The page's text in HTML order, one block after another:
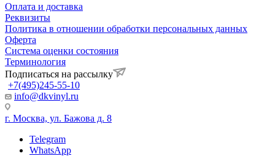
Оплата и доставка
Реквизиты
Политика в отношении обработки персональных данных
Оферта
Система оценки состояния
Терминология
Подписаться на рассылку
+7(495)245-55-10
info@dkvinyl.ru
г. Москва, ул. Бажова д. 8
Telegram
WhatsApp